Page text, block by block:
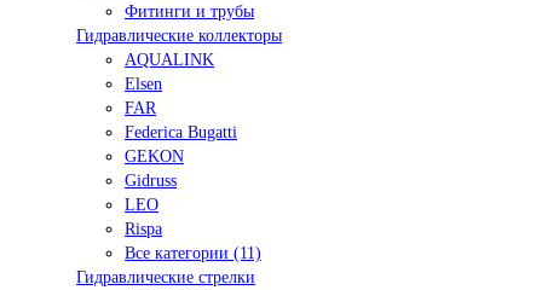
Фитинги и трубы
Гидравлические коллекторы
AQUALINK
Elsen
FAR
Federica Bugatti
GEKON
Gidruss
LEO
Rispa
Все категории (11)
Гидравлические стрелки